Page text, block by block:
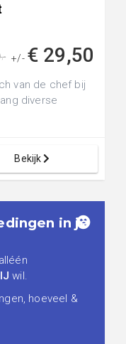
+/- € 29,50
van de chef bij
diverse
Bekijk
in je
wil.
hoeveel &